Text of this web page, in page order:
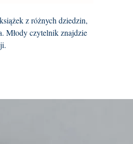
z różnych dziedzin,
Młody czytelnik znajdzie